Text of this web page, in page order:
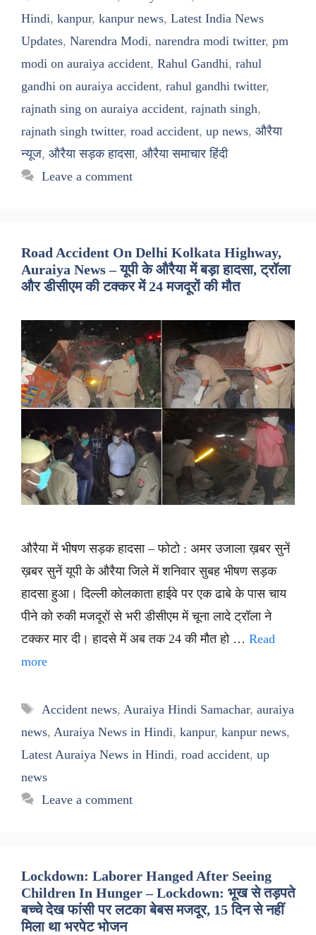
Hindi, kanpur, kanpur news, Latest India News
Updates, Narendra Modi, narendra modi twitter, pm
modi on auraiya accident, Rahul Gandhi, rahul
gandhi on auraiya accident, rahul gandhi twitter,
rajnath sing on auraiya accident, rajnath singh,
rajnath singh twitter, road accident, up news, औरैया
न्यूज, औरैया सड़क हादसा, औरैया समाचार हिंदी
Leave a comment
Road Accident On Delhi Kolkata Highway,
Auraiya News – यूपी के औरैया में बड़ा हादसा, ट्रॉला
और डीसीएम की टक्कर में 24 मजदूरों की मौत
औरैया में भीषण सड़क हादसा – फोटो : अमर उजाला ख़बर सुनें
ख़बर सुनें यूपी के औरैया जिले में शनिवार सुबह भीषण सड़क
हादसा हुआ। दिल्ली कोलकाता हाईवे पर एक ढाबे के पास चाय
पीने को रुकी मजदूरों से भरी डीसीएम में चूना लादे ट्रॉला ने
टक्कर मार दी। हादसे में अब तक 24 की मौत हो … Read
more
Tags
Accident news, Auraiya Hindi Samachar, auraiya
news, Auraiya News in Hindi, kanpur, kanpur news,
Latest Auraiya News in Hindi, road accident, up
news
Leave a comment
Lockdown: Laborer Hanged After Seeing
Children In Hunger – Lockdown: भूख से तड़पते
बच्चे देख फांसी पर लटका बेबस मजदूर, 15 दिन से नहीं
मिला था भरपेट भोजन